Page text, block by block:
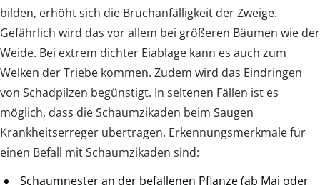
bilden, erhöht sich die Bruchanfälligkeit der Zweige.
Gefährlich wird das vor allem bei größeren Bäumen wie der
Weide. Bei extrem dichter Eiablage kann es auch zum
Welken der Triebe kommen. Zudem wird das Eindringen
von Schadpilzen begünstigt. In seltenen Fällen ist es
möglich, dass die Schaumzikaden beim Saugen
Krankheitserreger übertragen. Erkennungsmerkmale für
einen Befall mit Schaumzikaden sind:
Schaumnester an der befallenen Pflanze (ab Mai oder